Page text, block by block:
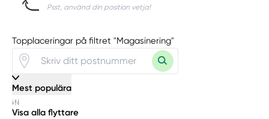
Psst, använd din position vetja!
Topplaceringar på filtret "Magasinering"
Mest populära
Visa alla flyttare